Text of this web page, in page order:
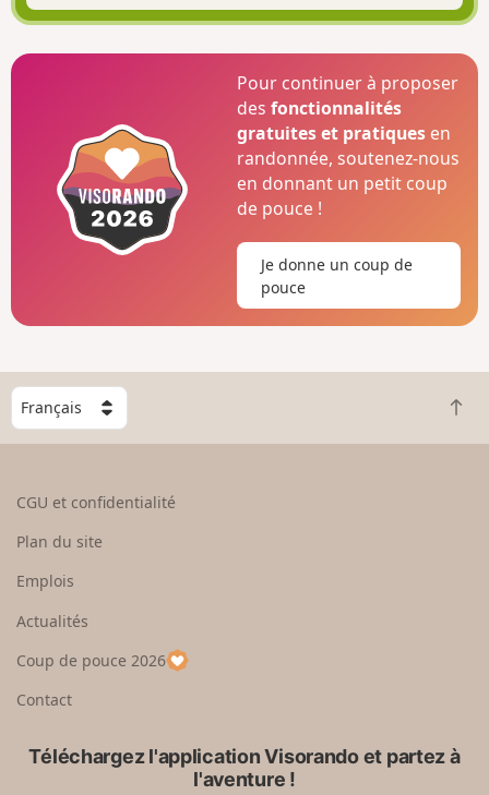
Pour continuer à proposer
desfonctionnalités
gratuites et pratiques en
randonnée, soutenez-nous
en donnant un petit coup
de pouce !
Je donne un coup de
pouce
C
h
o
e
u
p
a
R
e
CGU et confidentialité
Plan du site
Emplois
Actualités
Coup de pouce 2026
Contact
Téléchargez l'application Visorando et partez à
l'aventure !